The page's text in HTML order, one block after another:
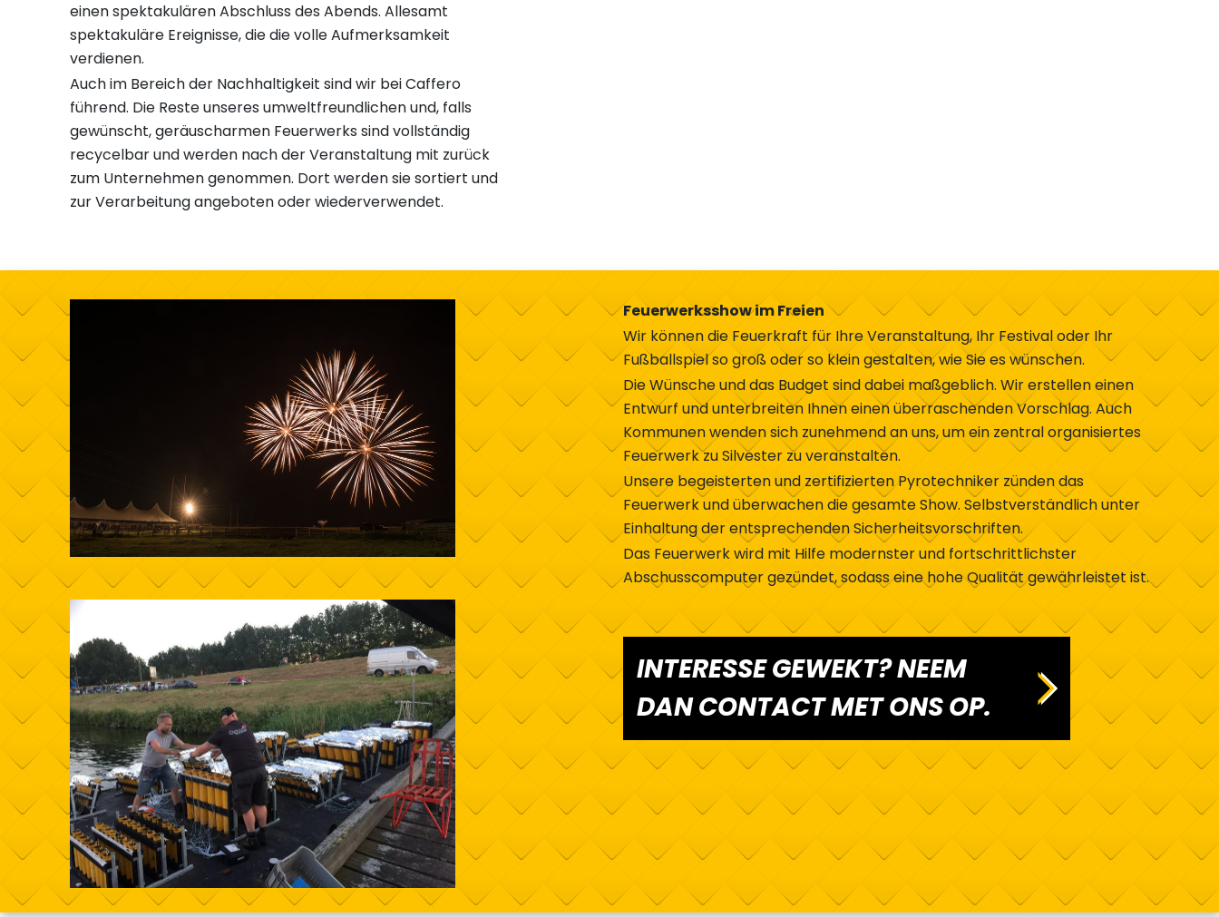
einen spektakulären Abschluss des Abends. Allesamt
spektakuläre Ereignisse, die die volle Aufmerksamkeit
verdienen.
Auch im Bereich der Nachhaltigkeit sind wir bei Caffero
führend. Die Reste unseres umweltfreundlichen und, falls
gewünscht, geräuscharmen Feuerwerks sind vollständig
recycelbar und werden nach der Veranstaltung mit zurück
zum Unternehmen genommen. Dort werden sie sortiert und
zur Verarbeitung angeboten oder wiederverwendet.
Feuerwerksshow im Freien
Wir können die Feuerkraft für Ihre Veranstaltung, Ihr Festival oder Ihr
Fußballspiel so groß oder so klein gestalten, wie Sie es wünschen.
Die Wünsche und das Budget sind dabei maßgeblich. Wir erstellen einen
Entwurf und unterbreiten Ihnen einen überraschenden Vorschlag. Auch
Kommunen wenden sich zunehmend an uns, um ein zentral organisiertes
Feuerwerk zu Silvester zu veranstalten.
Unsere begeisterten und zertifizierten Pyrotechniker zünden das
Feuerwerk und überwachen die gesamte Show. Selbstverständlich unter
Einhaltung der entsprechenden Sicherheitsvorschriften.
Das Feuerwerk wird mit Hilfe modernster und fortschrittlichster
Abschusscomputer gezündet, sodass eine hohe Qualität gewährleistet ist.
INTERESSE GEWEKT? NEEM
DAN CONTACT MET ONS OP.